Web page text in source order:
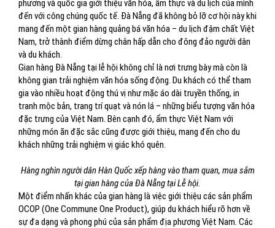
phương và quốc gia giới thiệu văn hóa, ẩm thực và du lịch của mình
đến với công chúng quốc tế. Đà Nẵng đã không bỏ lỡ cơ hội này khi
mang đến một gian hàng quảng bá văn hóa – du lịch đậm chất Việt
Nam, trở thành điểm dừng chân hấp dẫn cho đông đảo người dân
và du khách.
Gian hàng Đà Nẵng tại lễ hội không chỉ là nơi trưng bày mà còn là
không gian trải nghiệm văn hóa sống động. Du khách có thể tham
gia vào nhiều hoạt động thú vị như mặc áo dài truyền thống, in
tranh mộc bản, trang trí quạt và nón lá – những biểu tượng văn hóa
đặc trưng của Việt Nam. Bên cạnh đó, ẩm thực Việt Nam với
những món ăn đặc sắc cũng được giới thiệu, mang đến cho du
khách những trải nghiệm vị giác khó quên.
Hàng nghìn người dân Hàn Quốc xếp hàng vào tham quan, mua sắm
tại gian hàng của Đà Nẵng tại Lễ hội.
Một điểm nhấn khác của gian hàng là việc giới thiệu các sản phẩm
OCOP (One Commune One Product), giúp du khách hiểu rõ hơn về
sự đa dạng và phong phú của sản phẩm địa phương Việt Nam. Các